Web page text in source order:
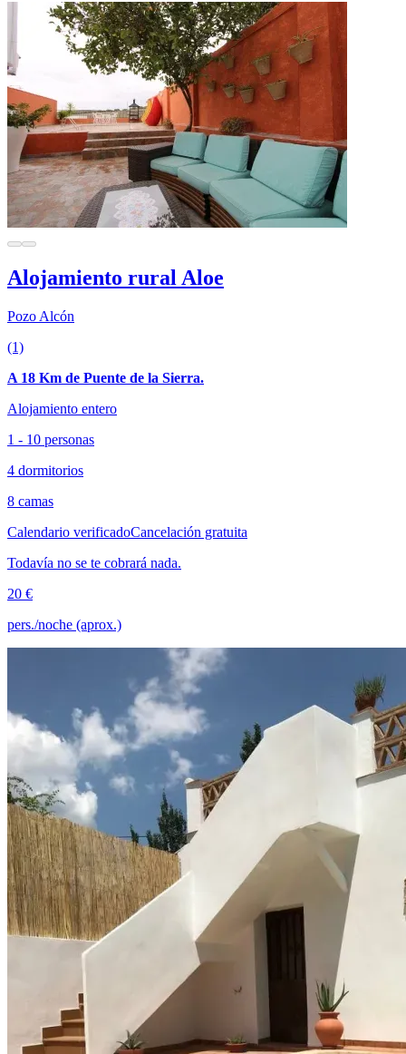
Alojamiento rural Aloe
Pozo Alcón
(1)
A 18 Km de Puente de la Sierra.
Alojamiento entero
1 - 10 personas
4 dormitorios
8 camas
Calendario verificadoCancelación gratuita
Todavía no se te cobrará nada.
20 €
pers./noche (aprox.)